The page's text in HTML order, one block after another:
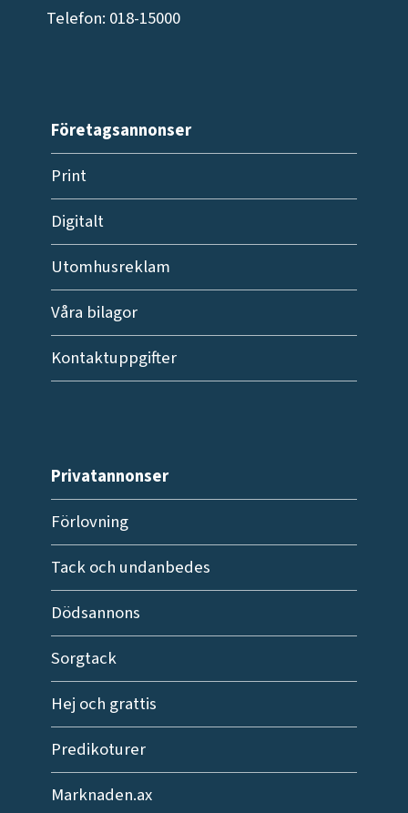
Telefon: 018-15000
Företagsannonser
Print
Digitalt
Utomhusreklam
Våra bilagor
Kontaktuppgifter
Privatannonser
Förlovning
Tack och undanbedes
Dödsannons
Sorgtack
Hej och grattis
Predikoturer
Marknaden.ax